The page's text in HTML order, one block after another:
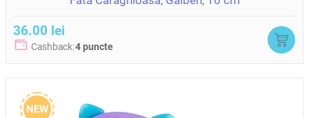
36.00 lei
Cashback:4 puncte
NEW